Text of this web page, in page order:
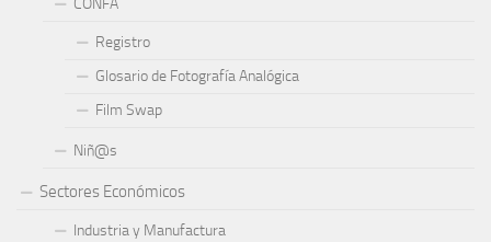
CONFA
Registro
Glosario de Fotografía Analógica
Film Swap
Niñ@s
Sectores Económicos
Industria y Manufactura